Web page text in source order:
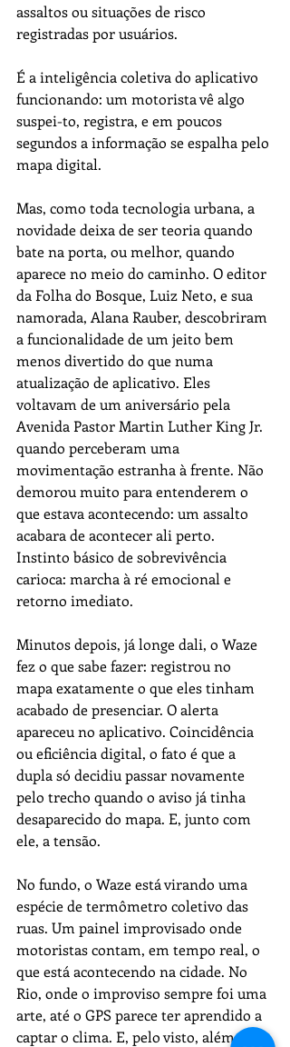
assaltos ou situações de risco
registradas por usuários.
É a inteligência coletiva do aplicativo
funcionando: um motorista vê algo
suspei-to, registra, e em poucos
segundos a informação se espalha pelo
mapa digital.
Mas, como toda tecnologia urbana, a
novidade deixa de ser teoria quando
bate na porta, ou melhor, quando
aparece no meio do caminho. O editor
da Folha do Bosque, Luiz Neto, e sua
namorada, Alana Rauber, descobriram
a funcionalidade de um jeito bem
menos divertido do que numa
atualização de aplicativo. Eles
voltavam de um aniversário pela
Avenida Pastor Martin Luther King Jr.
quando perceberam uma
movimentação estranha à frente. Não
demorou muito para entenderem o
que estava acontecendo: um assalto
acabara de acontecer ali perto.
Instinto básico de sobrevivência
carioca: marcha à ré emocional e
retorno imediato.
Minutos depois, já longe dali, o Waze
fez o que sabe fazer: registrou no
mapa exatamente o que eles tinham
acabado de presenciar. O alerta
apareceu no aplicativo. Coincidência
ou eficiência digital, o fato é que a
dupla só decidiu passar novamente
pelo trecho quando o aviso já tinha
desaparecido do mapa. E, junto com
ele, a tensão.
No fundo, o Waze está virando uma
espécie de termômetro coletivo das
ruas. Um painel improvisado onde
motoristas contam, em tempo real, o
que está acontecendo na cidade. No
Rio, onde o improviso sempre foi uma
arte, até o GPS parece ter aprendido a
captar o clima. E, pelo visto, além de